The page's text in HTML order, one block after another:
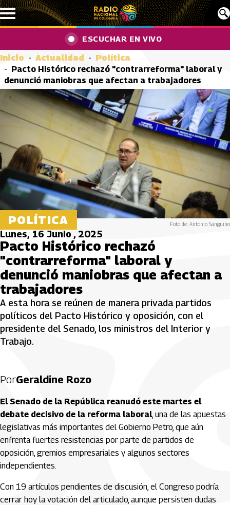
Pasar al contenido principal
ESCUCHAR EN VIVO
Inicio Actualidad
Política
Pacto Histórico rechazó "contrarreforma" laboral y
denunció maniobras que afectan a trabajadores
POLÍTICA Foto de: Antonio Sanguino
Lunes, 16 Junio , 2025
Pacto Histórico rechazó
"contrarreforma" laboral y
denunció maniobras que afectan a
trabajadores
A esta hora se reúnen de manera privada partidos
políticos del Pacto Histórico y oposición, con el
presidente del Senado, los ministros del Interior y
Trabajo.
PorGeraldine Rozo
El Senado de la República reanudó este martes el
debate decisivo de la reforma laboral, una de las apuestas
legislativas más importantes del Gobierno Petro, que aún
enfrenta fuertes resistencias por parte de partidos de
oposición, gremios empresariales y algunos sectores
independientes.
Con 19 artículos pendientes de discusión, el Congreso podría
cerrar hoy la votación del articulado, aunque persisten dudas